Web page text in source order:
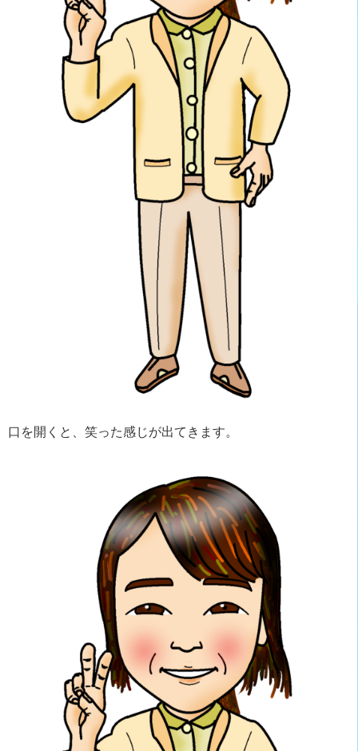
口を開くと、笑った感じが出てきます。